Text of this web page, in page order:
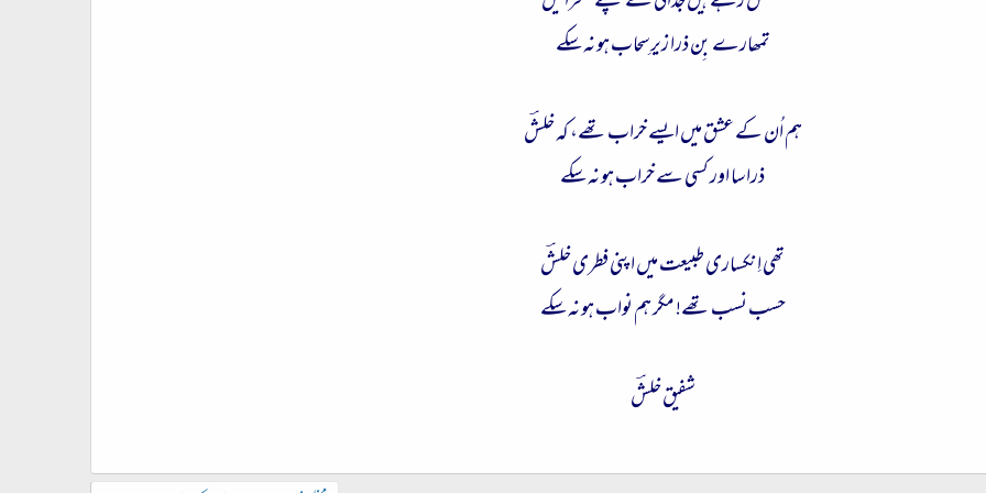
تمھارے بِن ذرا زیرِسحاب ہو نہ سکے
ہم اُن کے عشق میں ایسے خراب تھے، کہ خلشؔ
ذرا سا اور کسی سے خراب ہو نہ سکے
تھی اِنکساری طبیعت میں اپنی فطری خلشؔ
حسب نسب تھے! مگر ہم نواب ہو نہ سکے
شفیق خلشؔ